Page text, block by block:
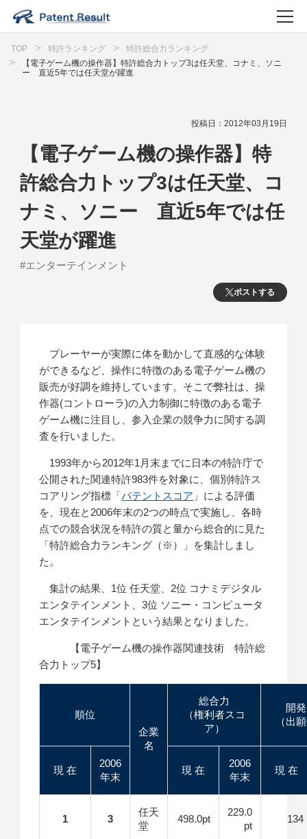
TOP 特許ランキング
特許総合力ランキング
【電子ゲーム機の操作器】特許総合力トップ3は任天堂、コナミ、ソニ
ー 直近5年では任天堂が躍進
投稿日：2012年03月19日
ポストする
【電子ゲーム機の操作器】特
許総合力トップ3は任天堂、コ
ナミ、ソニー 直近5年では任
天堂が躍進
#エンターテインメント
プレーヤーが実際に体を動かして直感的な体験
ができるなど、操作に特徴のある電子ゲーム機の
販売が好調を維持しています。そこで弊社は、操
作器(コントローラ)の入力制御に特徴のある電子
ゲーム機に注目し、参入企業の競争力に関する調
査を行いました。
1993年から2012年1月末までに日本の特許庁で
公開された関連特許983件を対象に、個別特許ス
コアリング指標「パテントスコア 」による評価
を、現在と2006年末の2つの時点で実施し、各時
点での競合状況を特許の質と量から総合的に見た
「特許総合力ランキング（※）」を集計しまし
た。
集計の結果、1位 任天堂、2位 コナミデジタル
エンタテインメント、3位 ソニー・コンピュータ
エンタテインメントという結果となりました。
【電子ゲーム機の操作器関連技術 特許総
合力トップ5】
順位
企業
名
総合力
（権利者スコ
ア）
開
（出
現 在
2006
年末
現 在
2006
年末
現 在
1 3
任天
堂
498.0pt
229.0
pt
134